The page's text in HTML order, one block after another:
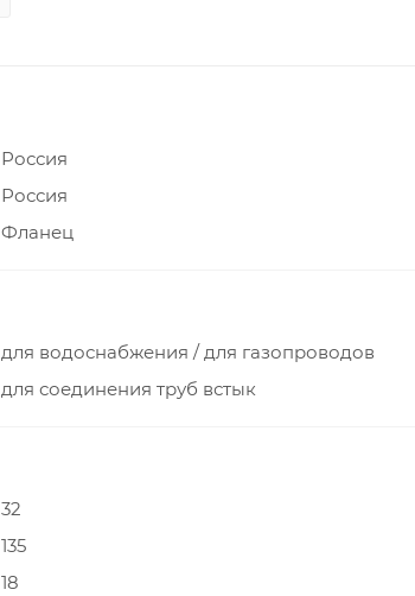
Россия
Россия
Фланец
для водоснабжения / для газопроводов
для соединения труб встык
32
135
18